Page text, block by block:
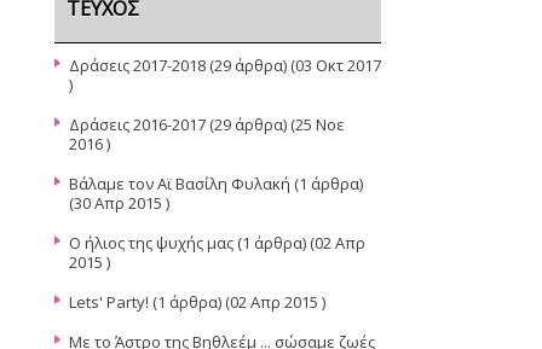
ΤΕΎΧΟΣ
Δράσεις 2017-2018 (29 άρθρα) (03 Οκτ 2017
)
Δράσεις 2016-2017 (29 άρθρα) (25 Νοε
2016 )
Βάλαμε τον Αϊ Βασίλη Φυλακή (1 άρθρα)
(30 Απρ 2015 )
Ο ήλιος της ψυχής μας (1 άρθρα) (02 Απρ
2015 )
Lets' Party! (1 άρθρα) (02 Απρ 2015 )
Με το Άστρο της Βηθλεέμ ... σώσαμε ζωές